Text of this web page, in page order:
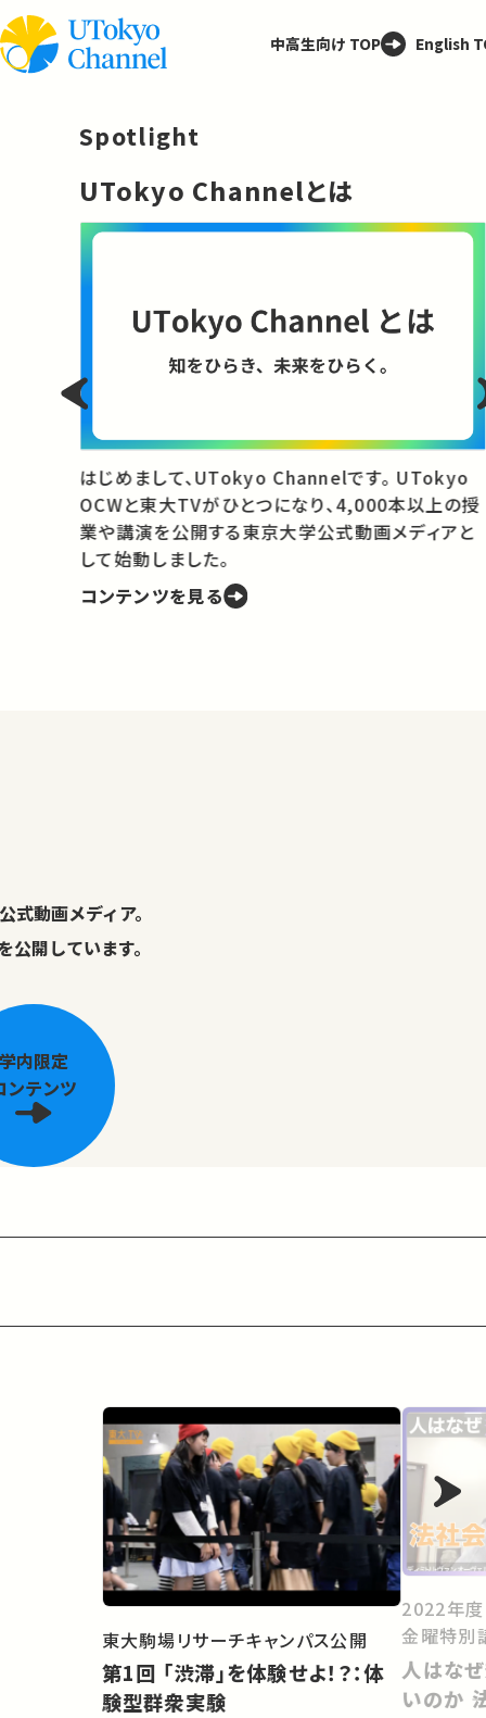
中高生向け TOP English
Spotlight
UTokyo Channelとは
はじめまして、UTokyo Channelです。 UTokyo
OCWと東大TVがひとつになり、4,000本以上の授
業や講演を公開する東京大学公式動画メディアと
して始動しました。
コンテンツを見る
式動画メディア。
開しています。
学内限定
ンテンツ
東大駒場リサーチキャンパス公開
第1回 「渋滞」を体験せよ！？：体
験型群衆実験
2022年度
金曜特別
人はな
いのか